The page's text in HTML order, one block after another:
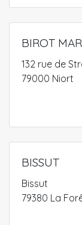
BIROT
132 rue de
79000 Niort
BISSUT
Bissut
79380 La